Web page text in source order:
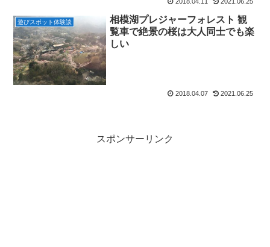
遊びスポット体験談
相模湖プレジャーフォレスト 観
覧車で絶景の桜は大人同士でも楽
しい
2018.04.07 2021.06.25
スポンサーリンク